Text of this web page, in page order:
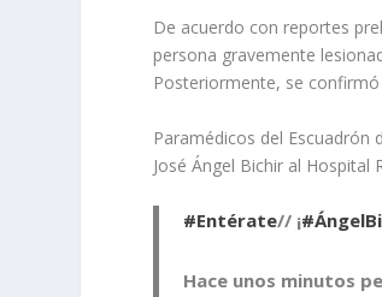
De acuerdo con reportes
persona gravemente
Posteriormente, se
Paramédicos del Escuadrón
José Ángel Bichir al
#Entérate// ¡
Hace unos minutos